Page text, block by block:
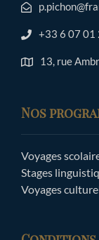
+33 6 07 01
13, rue
Nos
Voyages
Stages
Voyages